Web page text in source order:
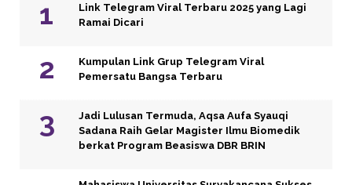
Link Telegram Viral Terbaru 2025 yang Lagi
Ramai Dicari
Kumpulan Link Grup Telegram Viral
Pemersatu Bangsa Terbaru
Jadi Lulusan Termuda, Aqsa Aufa Syauqi
Sadana Raih Gelar Magister Ilmu Biomedik
berkat Program Beasiswa DBR BRIN